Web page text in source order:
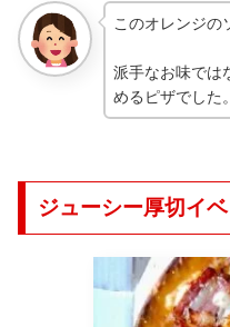
このオレンジの
派手なお味では
めるピザでした。
ジューシー厚切イ